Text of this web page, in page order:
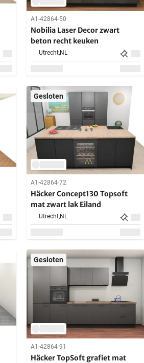
A1-42864-50
Nobilia Laser Decor zwart
beton recht keuken
Utrecht,NL
Gesloten
A1-42864-72
Häcker Concept130 Topsoft
mat zwart lak Eiland
Utrecht,NL
Gesloten
A1-42864-91
Häcker TopSoft grafiet mat